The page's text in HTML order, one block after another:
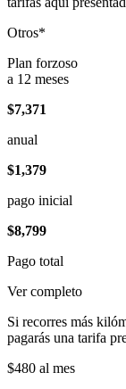
Otros*
Plan forzoso
a 12 meses
$7,371
anual
$1,379
pago inicial
$8,799
Pago total
Ver completo
Si recorres más
pagarás una tarifa
$480 al mes